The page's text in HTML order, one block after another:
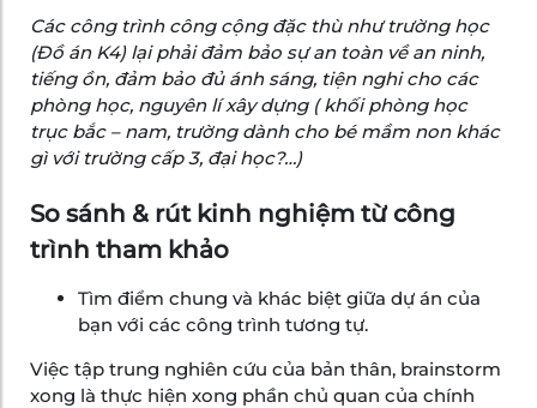
Các công trình công cộng đặc thù như trường học
(Đồ án K4) lại phải đảm bảo sự an toàn về an ninh,
tiếng ồn, đảm bảo đủ ánh sáng, tiện nghi cho các
phòng học, nguyên lí xây dựng ( khối phòng học
trục bắc – nam, trường dành cho bé mầm non khác
gì với trường cấp 3, đại học?…)
So sánh & rút kinh nghiệm từ công
trình tham khảo
Tìm điểm chung và khác biệt giữa dự án của
bạn với các công trình tương tự.
Việc tập trung nghiên cứu của bản thân, brainstorm
xong là thực hiện xong phần chủ quan của chính